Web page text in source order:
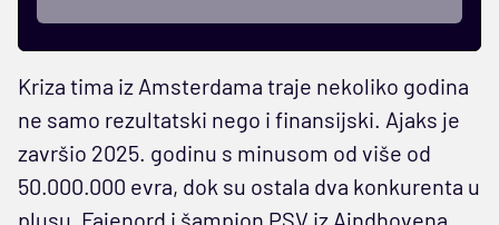
Kriza tima iz Amsterdama traje nekoliko godina
ne samo rezultatski nego i finansijski. Ajaks je
završio 2025. godinu s minusom od više od
50.000.000 evra, dok su ostala dva konkurenta u
plusu, Fajenord i šampion PSV iz Ajndhovena.